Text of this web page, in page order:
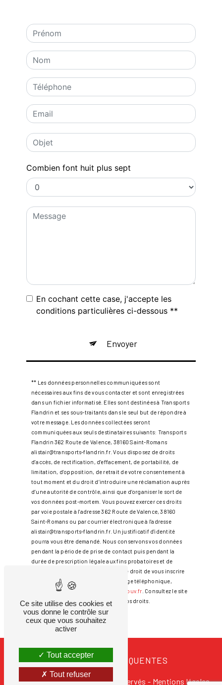
Combien font huit plus sept
En cochant cette case, j'accepte les
conditions particulières ci-dessous **
Envoyer
** Les données personnelles communiquées sont
nécessaires aux fins de vous contacter et sont enregistrées
dans un fichier informatisé. Elles sont destinées à Transports
Flandrin et ses sous-traitants dans le seul but de répondre à
votre message. Les données collectées seront
communiquées aux seuls destinataires suivants: Transports
Flandrin 362 Route de Valence, 38160 Saint-Romans
alistair@transports-flandrin.fr. Vous disposez de droits
d’accès, de rectification, d’effacement, de portabilité, de
limitation, d’opposition, de retrait de votre consentement à
tout moment et du droit d’introduire une réclamation auprès
d’une autorité de contrôle, ainsi que d’organiser le sort de
vos données post-mortem. Vous pouvez exercer ces droits
par voie postale à l'adresse 362 Route de Valence, 38160
Saint-Romans ou par courrier électronique à l'adresse
alistair@transports-flandrin.fr. Un justificatif d'identité
pourra vous être demandé. Nous conservons vos données
pendant la période de prise de contact puis pendant la
durée de prescription légale aux fins probatoires et de
gestion des contentieux. Vous avez le droit de vous inscrire
sur la liste d'opposition au démarchage téléphonique,
disponible à cette adresse:
Bloctel.gouv.fr . Consultez le site
cnil.fr pour plus d’informations sur vos droits.
RECHERCHES FRÉQUENTES
©Vistalid- 2026 - Tous droits réservés - Mentions légales
Ce site utilise des cookies et
vous donne le contrôle sur
ceux que vous souhaitez
activer
Tout accepter
Tout refuser